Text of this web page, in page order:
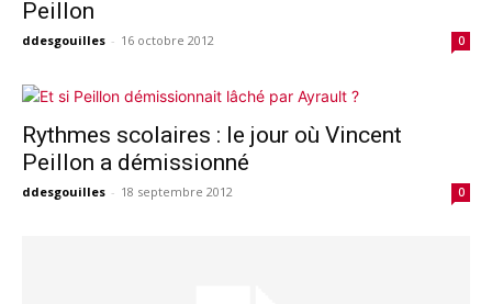
Peillon
ddesgouilles - 16 octobre 2012 0
Rythmes scolaires : le jour où Vincent
Peillon a démissionné
ddesgouilles - 18 septembre 2012 0